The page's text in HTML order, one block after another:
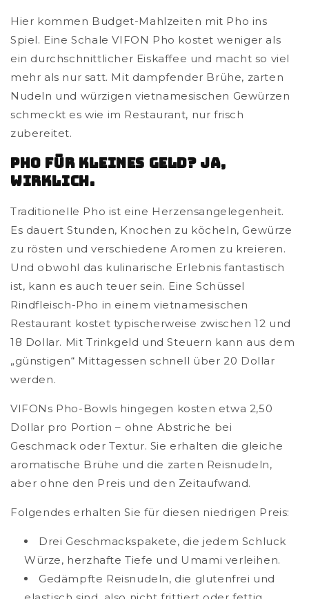
Hier kommen Budget-Mahlzeiten mit Pho ins
Spiel. Eine Schale VIFON Pho kostet weniger als
ein durchschnittlicher Eiskaffee und macht so viel
mehr als nur satt. Mit dampfender Brühe, zarten
Nudeln und würzigen vietnamesischen Gewürzen
schmeckt es wie im Restaurant, nur frisch
zubereitet.
Pho für kleines Geld? Ja,
wirklich.
Traditionelle Pho ist eine Herzensangelegenheit.
Es dauert Stunden, Knochen zu köcheln, Gewürze
zu rösten und verschiedene Aromen zu kreieren.
Und obwohl das kulinarische Erlebnis fantastisch
ist, kann es auch teuer sein. Eine Schüssel
Rindfleisch-Pho in einem vietnamesischen
Restaurant kostet typischerweise zwischen 12 und
18 Dollar. Mit Trinkgeld und Steuern kann aus dem
„günstigen“ Mittagessen schnell über 20 Dollar
werden.
VIFONs Pho-Bowls hingegen kosten etwa 2,50
Dollar pro Portion – ohne Abstriche bei
Geschmack oder Textur. Sie erhalten die gleiche
aromatische Brühe und die zarten Reisnudeln,
aber ohne den Preis und den Zeitaufwand.
Folgendes erhalten Sie für diesen niedrigen Preis:
Drei Geschmackspakete, die jedem Schluck
Würze, herzhafte Tiefe und Umami verleihen.
Gedämpfte Reisnudeln, die glutenfrei und